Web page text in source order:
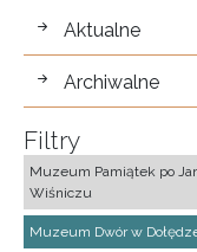
wystawy
Aktualne
Archiwalne
Filtry
Muzeum Pamiątek po
Wiśniczu
Muzeum Dwór w